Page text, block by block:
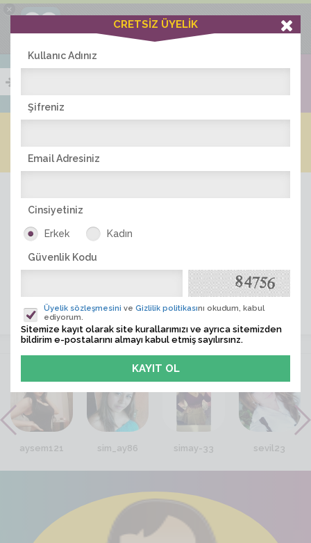
×
Ciddiask Uygulaması
+1 Hafta Gold Üyelik Kazan
Bedava - com.ciddi.ask
İNDİR
ÜYE ARA
VİTRİN
aysem121 sim_ay86 simay-33 sevil23
CRETSİZ ÜYELİK
Kullanıc Adınız
Şifreniz
Email Adresiniz
Cinsiyetiniz
Erkek Kadın
Güvenlik Kodu
Üyelik sözleşmesini ve Gizlilik politikasını okudum, kabul
ediyorum.
Sitemize kayıt olarak site kurallarımızı ve ayrıca sitemizden
bildirim e-postalarını almayı kabul etmiş sayılırsınz.